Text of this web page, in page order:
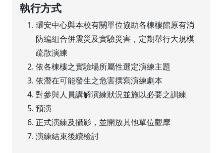
執行方式
環安中心與本校有關單位協助各棟樓館原有消
防編組合併震災及實驗災害，定期舉行大規模
疏散演練
依各棟樓之實驗場所屬性選定演練主題
依潛在可能發生之危害撰寫演練劇本
對參與人員講解演練狀況並施以必要之訓練
預演
正式演練及攝影，並開放其他單位觀摩
演練結束後續檢討